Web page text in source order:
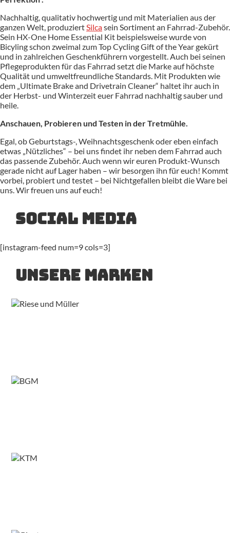
Nachhaltig, qualitativ hochwertig und mit Materialien aus der
ganzen Welt, produziert Silcasein Sortiment an Fahrrad-Zubehör.
Sein HX-One Home Essential Kit beispielsweise wurde von
Bicyling schon zweimal zum Top Cycling Gift of the Year gekürt
und in zahlreichen Geschenkführern vorgestellt. Auch bei seinen
Pflegeprodukten für das Fahrrad setzt die Marke auf höchste
Qualität und umweltfreundliche Standards. Mit Produkten wie
dem „Ultimate Brake and Drivetrain Cleaner“ haltet ihr auch in
der Herbst- und Winterzeit euer Fahrrad nachhaltig sauber und
heile.
Anschauen, Probieren und Testen in der Tretmühle.
Egal, ob Geburtstags-, Weihnachtsgeschenk oder eben einfach
etwas „Nützliches“ – bei uns findet ihr neben dem Fahrrad auch
das passende Zubehör. Auch wenn wir euren Produkt-Wunsch
gerade nicht auf Lager haben – wir besorgen ihn für euch! Kommt
vorbei, probiert und testet – bei Nichtgefallen bleibt die Ware bei
uns. Wir freuen uns auf euch!
Social Media
[instagram-feed num=9 cols=3]
Unsere Marken